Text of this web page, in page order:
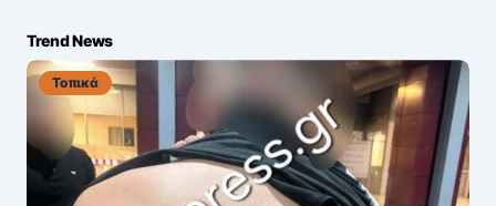
Trend News
Τοπικά